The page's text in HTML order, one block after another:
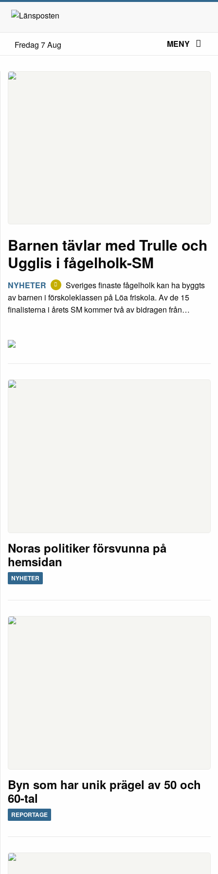
Fredag 7 Aug MENY
Barnen tävlar med Trulle och
Ugglis i fågelholk-SM
NYHETER
Sveriges finaste fågelholk kan ha byggts
av barnen i förskoleklassen på Löa friskola. Av de 15
finalisterna i årets SM kommer två av bidragen från…
Noras politiker försvunna på
hemsidan
NYHETER
Byn som har unik prägel av 50 och
60-tal
REPORTAGE